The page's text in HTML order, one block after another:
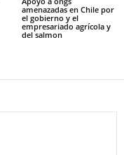
amenazadas en Chile por
el gobierno y el
empresariado agrícola y
del salmon